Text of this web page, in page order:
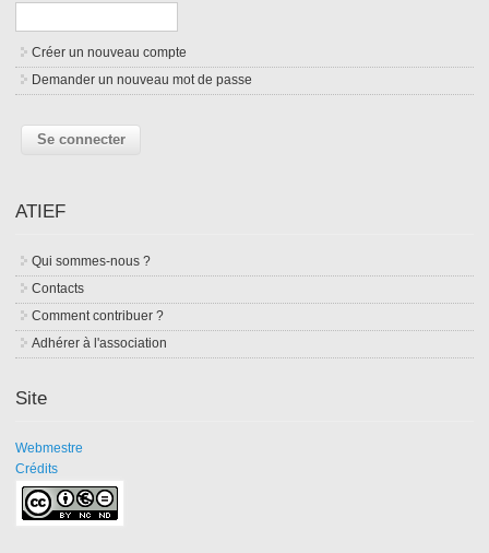
Créer un nouveau compte
Demander un nouveau mot de passe
ATIEF
Qui sommes-nous ?
Contacts
Comment contribuer ?
Adhérer à l'association
Site
Webmestre
Crédits